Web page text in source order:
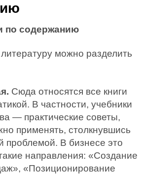
по содержанию
можно разделить
Сюда относятся все книги
В частности, учебники
— практические советы,
применять, столкнувшись
проблемой. В бизнесе это
направления: «Создание
«Позиционирование